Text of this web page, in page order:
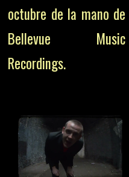
octubre de la mano de
Bellevue Music
Recordings.